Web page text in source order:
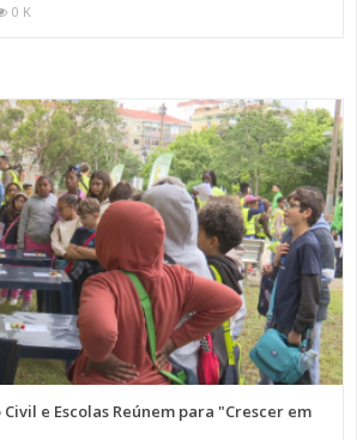
0 K
e Escolas Reúnem para "Crescer em